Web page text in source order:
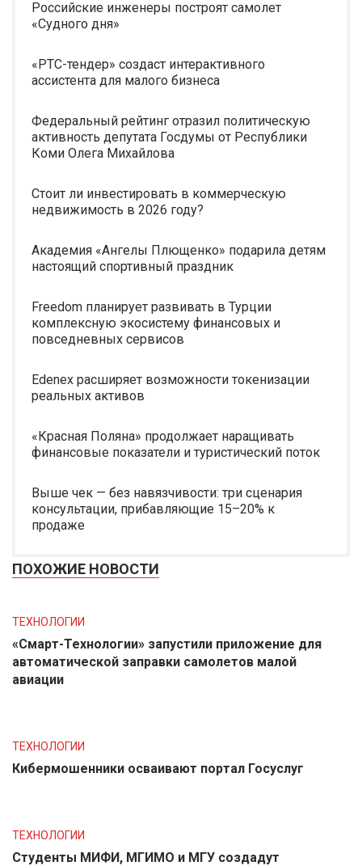
Российские инженеры построят самолет
«Судного дня»
«РТС-тендер» создаст интерактивного
ассистента для малого бизнеса
Федеральный рейтинг отразил политическую
активность депутата Госдумы от Республики
Коми Олега Михайлова
Стоит ли инвестировать в коммерческую
недвижимость в 2026 году?
Академия «Ангелы Плющенко» подарила детям
настоящий спортивный праздник
Freedom планирует развивать в Турции
комплексную экосистему финансовых и
повседневных сервисов
Edenex расширяет возможности токенизации
реальных активов
«Красная Поляна» продолжает наращивать
финансовые показатели и туристический поток
Выше чек — без навязчивости: три сценария
консультации, прибавляющие 15–20% к
продаже
ПОХОЖИЕ НОВОСТИ
ТЕХНОЛОГИИ
«Смарт-Технологии» запустили приложение для
автоматической заправки самолетов малой
авиации
ТЕХНОЛОГИИ
Кибермошенники осваивают портал Госуслуг
ТЕХНОЛОГИИ
Студенты МИФИ, МГИМО и МГУ создадут